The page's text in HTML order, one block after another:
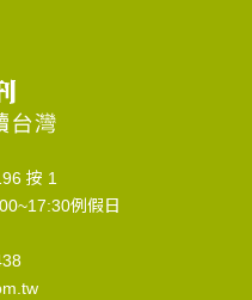
按 1
例假日